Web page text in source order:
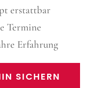
erstattbar
Termine
Erfahrung
SICHERN